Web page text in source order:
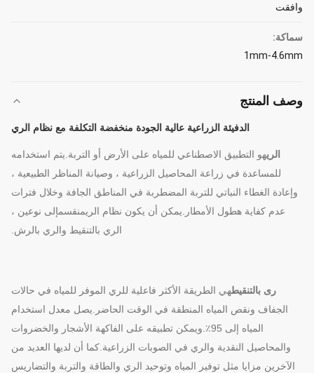
وافقت
سماكة:
1mm-4.6mm
وصف المنتج
الدفيئة الزراعية عالية الجودة منخفضة التكلفة مع نظام الري
الريهو التطبيق الاصطناعي للمياه على الأرض أو التربة.يتم استخدامه
للمساعدة في زراعة المحاصيل الزراعية ، وصيانة المناظر الطبيعية ،
وإعادة الغطاء النباتي للتربة المضطربة في المناطق الجافة وخلال فترات
عدم كفاية هطول الأمطار. يمكن أن يكون نظام الريمنقسمإلى نوعين ،
الري بالتنقيط والري بالرش.
رى بالتنقيطهي الطريقة الأكثر فاعلية للري الموفر للمياه في حالات
الجفاف ونقص المياه المنطقة في الوقت الحاضر.يصل معدل استخدام
المياه إلى 95٪.ويمكن تطبيقه على الفاكهة
الأشجار والخضروات
والمحاصيل النقدية والري في الصوبات الزراعية.كما أن لديها العديد من
الآخرين مزايا مثل توفير المياه وتوحيد الري والطاقة والتربة والتضاريس